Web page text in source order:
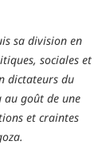
sa division en
sociales et
dictateurs du
au goût de une
et craintes